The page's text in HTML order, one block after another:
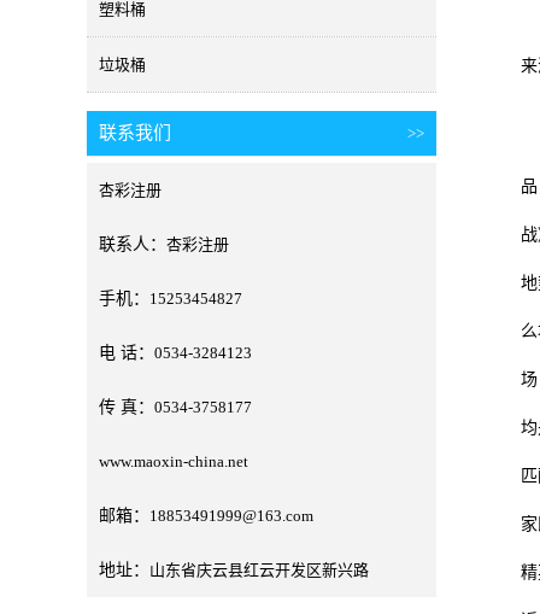
塑料桶
垃圾桶
联系我们 >>
杏彩注册
联系人： 杏彩注册
手机： 15253454827
电 话： 0534-3284123
传 真： 0534-3758177
www.maoxin-china.net
邮箱： 18853491999@163.com
地址： 山东省庆云县红云开发区新兴路
来